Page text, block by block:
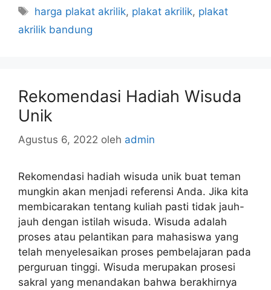
Tag
harga plakat akrilik, plakat akrilik, plakat
akrilik bandung
Rekomendasi Hadiah Wisuda
Unik
Agustus 6, 2022 oleh admin
Rekomendasi hadiah wisuda unik buat teman
mungkin akan menjadi referensi Anda. Jika kita
membicarakan tentang kuliah pasti tidak jauh-
jauh dengan istilah wisuda. Wisuda adalah
proses atau pelantikan para mahasiswa yang
telah menyelesaikan proses pembelajaran pada
perguruan tinggi. Wisuda merupakan prosesi
sakral yang menandakan bahwa berakhirnya